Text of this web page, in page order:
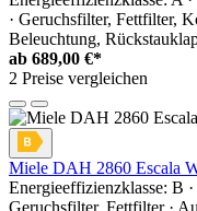
· Geruchsfilter, Fettfilter,
Beleuchtung,
ab 689,00 €*
2 Preise vergleichen
Miele DAH 2860 Escala
Energieeffizienzklasse: B